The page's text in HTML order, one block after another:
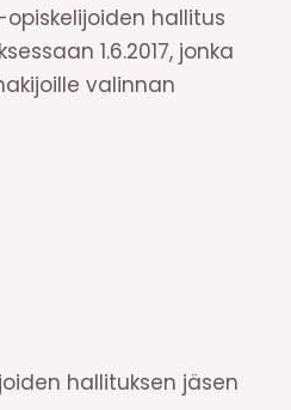
hallitus
1.6.2017, jonka
valinnan
hallituksen jäsen